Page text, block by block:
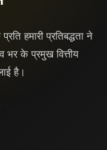
हमारी प्रतिबद्धता ने
भर के प्रमुख वित्तीय
है।